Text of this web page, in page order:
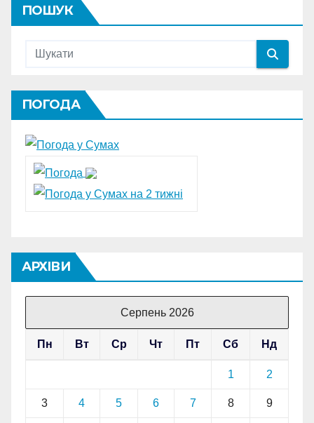
ПОШУК
ПОГОДА
АРХІВИ
Серпень 2026
Пн Вт Ср Чт Пт Сб Нд
1 2
3 4 5 6 7 8 9